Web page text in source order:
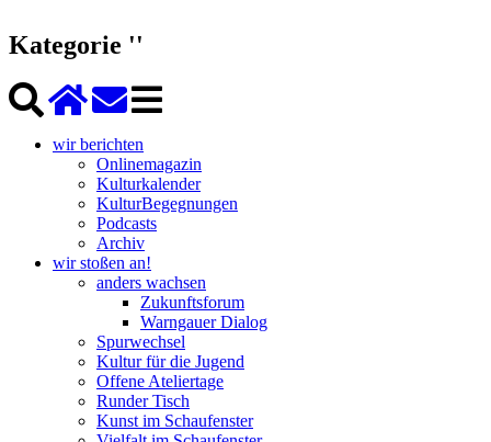
Kategorie ''
wir berichten
Onlinemagazin
Kulturkalender
KulturBegegnungen
Podcasts
Archiv
wir stoßen an!
anders wachsen
Zukunftsforum
Warngauer Dialog
Spurwechsel
Kultur für die Jugend
Offene Ateliertage
Runder Tisch
Kunst im Schaufenster